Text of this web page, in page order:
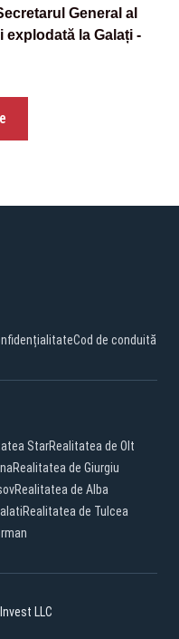
General al
explodată la Galați -
Cod de conduită
StarRealitatea de Olt
Realitatea de Giurgiu
Realitatea de Alba
Realitatea de Tulcea
LLC